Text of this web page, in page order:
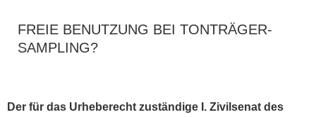
FREIE BENUTZUNG BEI TONTRÄGER-
SAMPLING?
Der für das Urheberecht zuständige I. Zivilsenat des